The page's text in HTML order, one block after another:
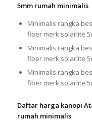
5mm rumah minimalis
Minimalis rangka
fiber merk solarlite
Minimalis rangka
fiber merk solarlite
Minimalis rangka
fiber merk solarlite
Daftar harga kanopi
rumah minimalis